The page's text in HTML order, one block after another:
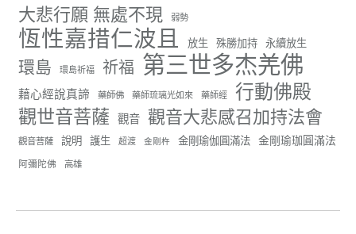
世界佛教正心會
June 22, 2026, 10:11 AM
[世界佛教正心會 新聞報導]
正心會行善列車開向花蓮基隆， 關心榮民、榮眷及遺
孤！
#正心會
#基隆榮服處
#花蓮榮家
大悲行願 無處不現 弱勢
恆性嘉措仁波且 放生 殊勝加持 永續放生
環島 環島祈福 祈福 第三世多杰羌佛
藉心經說真諦 藥師佛 藥師琉璃光如來 藥師經 行動佛殿
觀世音菩薩 觀音 觀音大悲感召加持法會
觀音菩薩 說明 護生 超渡 金剛杵 金剛瑜伽圓滿法 金剛瑜珈圓滿法
阿彌陀佛 高雄